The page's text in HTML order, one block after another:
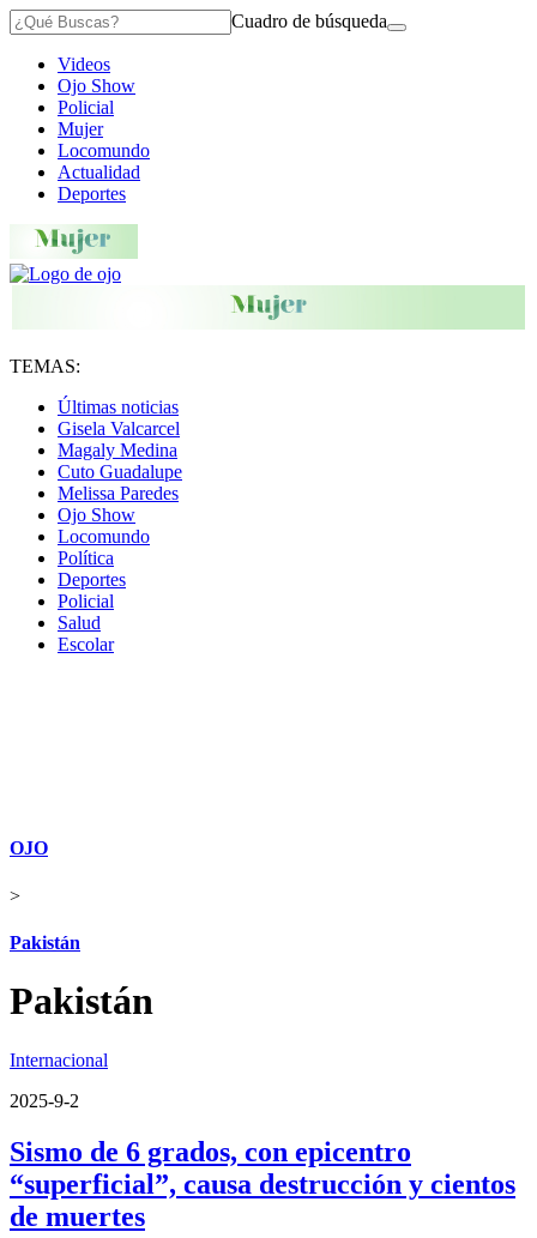
Cuadro de búsqueda
Videos
Ojo Show
Policial
Mujer
Locomundo
Actualidad
Deportes
TEMAS:
Últimas noticias
Gisela Valcarcel
Magaly Medina
Cuto Guadalupe
Melissa Paredes
Ojo Show
Locomundo
Política
Deportes
Policial
Salud
Escolar
OJO
>
Pakistán
Pakistán
Internacional
2025-9-2
Sismo de 6 grados, con epicentro
“superficial”, causa destrucción y cientos
de muertes